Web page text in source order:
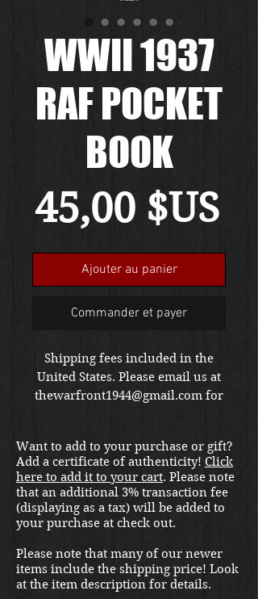
WWII 1937
RAF POCKET
BOOK
45,00 $US
Ajouter au panier
Commander et payer
Shipping fees included in the
United States. Please email us at
thewarfront1944@gmail.com for
Want to add to your purchase or gift?
Add a certificate of authenticity! Click
here to add it to your cart. Please note
that an additional 3% transaction fee
(displaying as a tax) will be added to
your purchase at check out.
Please note that many of our newer
items include the shipping price! Look
at the item description for details.